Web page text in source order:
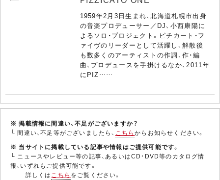
1959年2月3日生まれ、北海道札幌市出身
の音楽プロデューサー／DJ、小西康陽に
よるソロ・プロジェクト。ピチカート・フ
ァイヴのリーダーとして活躍し、解散後
も数多くのアーティストの作詞、作・編
曲、プロデュースを手掛けるなか、2011年
にPIZ……
※ 掲載情報に間違い、不足がございますか？
└ 間違い、不足等がございましたら、 こちらからお知らせください。
※ 当サイトに掲載している記事や情報はご提供可能です。
└ ニュースやレビュー等の記事、あるいはCD・DVD等のカタログ情
報、いずれもご提供可能です。
詳しくはこちら をご覧ください。